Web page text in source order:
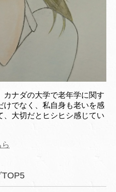
カナダの大学で老年学に関す
けでなく、私自身も老いを感
、大切だとヒシヒシ感じてい
TOP5